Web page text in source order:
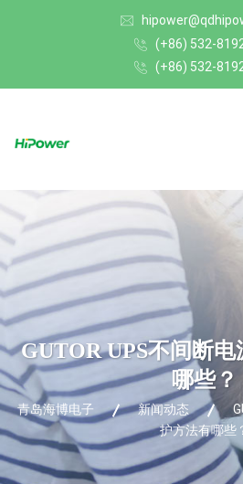
(+86) 532-
(+86) 532-
GUTOR UPS不间断
哪些？
青岛海博电子 新闻动态
护方法有哪些